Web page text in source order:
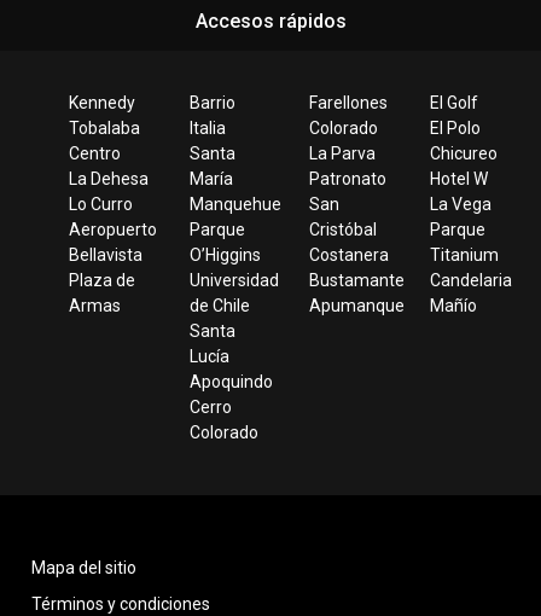
Accesos rápidos
Kennedy
Tobalaba
Centro
La Dehesa
Lo Curro
Aeropuerto
Bellavista
Plaza de
Armas
Barrio
Italia
Santa
María
Manquehue
Parque
O’Higgins
Universidad
de Chile
Santa
Lucía
Apoquindo
Cerro
Colorado
Farellones
Colorado
La Parva
Patronato
San
Cristóbal
Costanera
Bustamante
Apumanque
El Golf
El Polo
Chicureo
Hotel W
La Vega
Parque
Titanium
Candelaria
Mañío
Mapa del sitio
Términos y condiciones